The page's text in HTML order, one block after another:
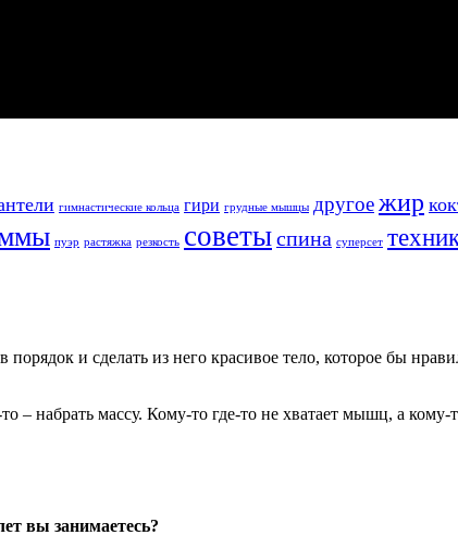
гимнастические кольца гири грудные мышцы другоежир
пуэр растяжка резкость советыспина суперсет
и сделать из него красивое тело, которое бы
– набрать массу. Кому-то где-то не хватает мышц, а
вы занимаетесь?